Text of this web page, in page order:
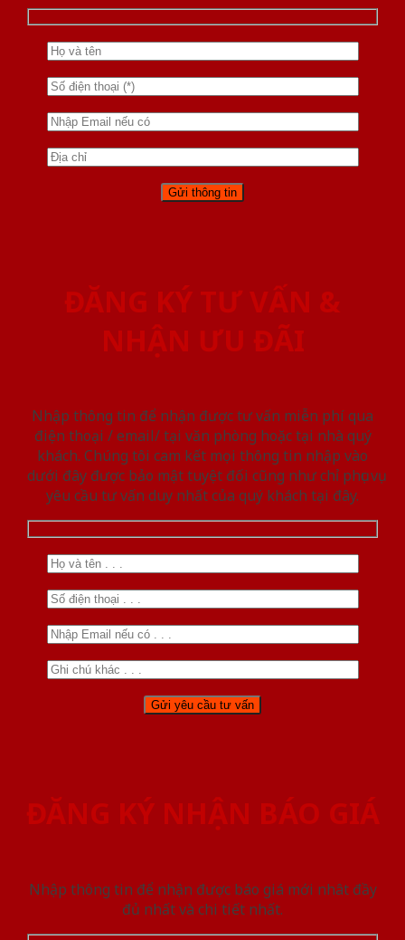
ĐĂNG KÝ TƯ VẤN &
NHẬN ƯU ĐÃI
Nhập thông tin để nhận được tư vấn miễn phí qua
điện thoại / email/ tại văn phòng hoặc tại nhà quý
khách. Chúng tôi cam kết mọi thông tin nhập vào
dưới đây được bảo mật tuyệt đối cũng như chỉ phục vụ
yêu cầu tư vấn duy nhất của quý khách tại đây.
ĐĂNG KÝ NHẬN BÁO GIÁ
Nhập thông tin để nhận được báo giá mới nhât đầy
đủ nhất và chi tiết nhất.